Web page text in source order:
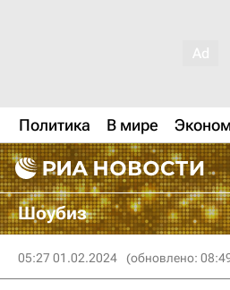
Политика В мире
Шоубиз
05:27 01.02.2024 (обновлено: